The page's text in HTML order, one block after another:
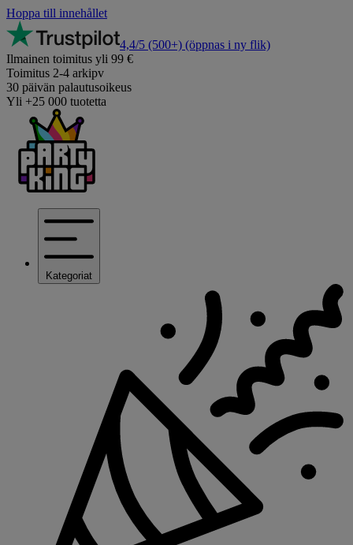
Hoppa till innehållet
4,4/5 (500+) (öppnas i ny flik)
Ilmainen toimitus yli 99 €
Toimitus 2-4 arkipv
30 päivän palautusoikeus
Yli +25 000 tuotetta
Kategoriat